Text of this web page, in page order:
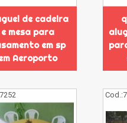
de cadeira
e mesa para
em sp
Aeroporto
Cod.: